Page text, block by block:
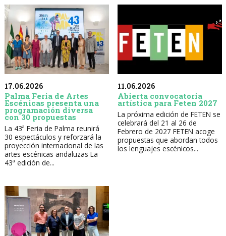
17.06.2026
Palma Feria de Artes
Escénicas presenta una
programación diversa
con 30 propuestas
La 43ª Feria de Palma reunirá
30 espectáculos y reforzará la
proyección internacional de las
artes escénicas andaluzas La
43ª edición de...
11.06.2026
Abierta convocatoria
artística para Feten 2027
La próxima edición de FETEN se
celebrará del 21 al 26 de
Febrero de 2027 FETEN acoge
propuestas que abordan todos
los lenguajes escénicos...